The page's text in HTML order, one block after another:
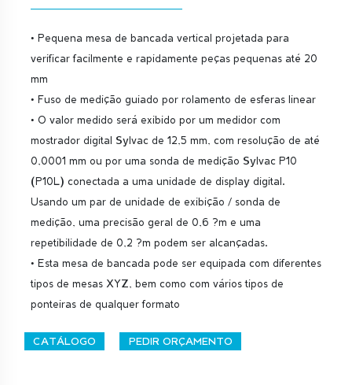
• Pequena mesa de bancada vertical projetada para
verificar facilmente e rapidamente peças pequenas até 20
mm
• Fuso de medição guiado por rolamento de esferas linear
• O valor medido será exibido por um medidor com
mostrador digital Sylvac de 12,5 mm, com resolução de até
0,0001 mm ou por uma sonda de medição Sylvac P10
(P10L) conectada a uma unidade de display digital.
Usando um par de unidade de exibição / sonda de
medição, uma precisão geral de 0,6 ?m e uma
repetibilidade de 0,2 ?m podem ser alcançadas.
• Esta mesa de bancada pode ser equipada com diferentes
tipos de mesas XYZ, bem como com vários tipos de
ponteiras de qualquer formato
CATÁLOGO PEDIR ORÇAMENTO